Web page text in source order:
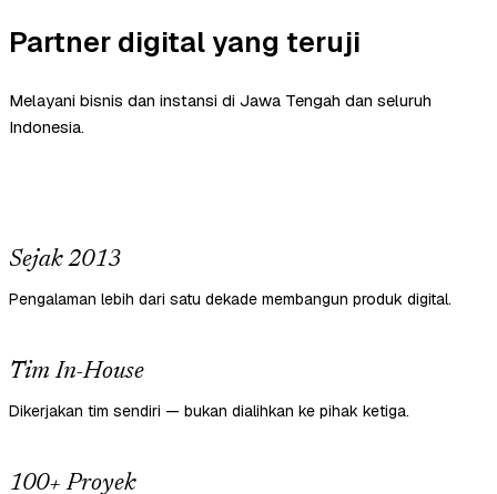
Partner digital yang teruji
Melayani bisnis dan instansi di Jawa Tengah dan seluruh
Indonesia.
Sejak 2013
Pengalaman lebih dari satu dekade membangun produk digital.
Tim In-House
Dikerjakan tim sendiri — bukan dialihkan ke pihak ketiga.
100+ Proyek